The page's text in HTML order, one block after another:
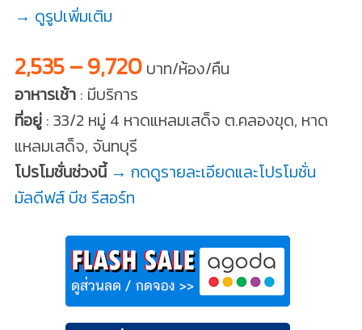
→ ดูรูปเพิ่มเติม
2,535 – 9,720บาท/ห้อง/คืน
อาหารเช้า: มีบริการ
ที่อยู่: 33/2 หมู่ 4 หาดแหลมเสด็จ ต.คลองขุด, หาด
แหลมเสด็จ, จันทบุรี
โปรโมชั่นช่วงนี้ → กดดูรายละเอียดและโปรโมชั่น
มัลดีฟส์ บีช รีสอร์ท